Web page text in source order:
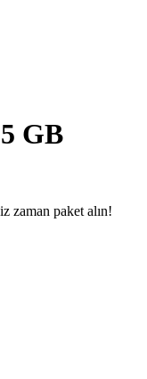
GB
zaman paket alın!